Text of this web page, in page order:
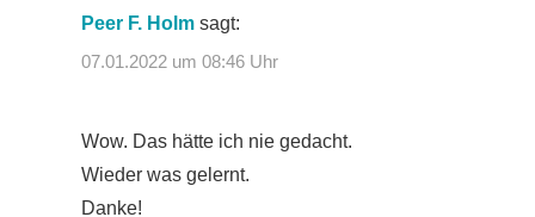
Peer F. Holm sagt:
07.01.2022 um 08:46 Uhr
Wow. Das hätte ich nie gedacht.
Wieder was gelernt.
Danke!